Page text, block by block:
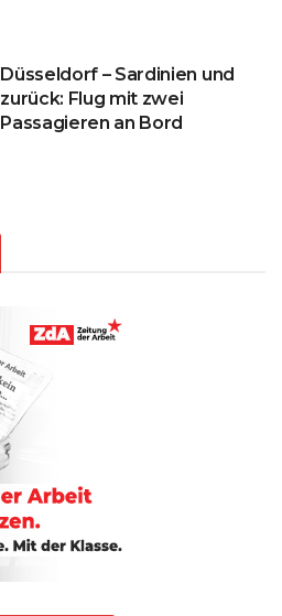
Düsseldorf – Sardinien und
zurück: Flug mit zwei
Passagieren an Bord